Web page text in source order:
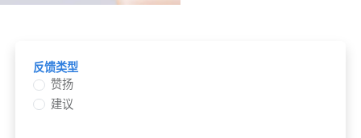
反馈类型
赞扬
建议